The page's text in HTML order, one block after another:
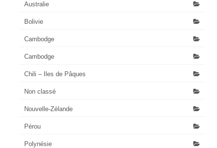
Australie
Bolivie
Cambodge
Cambodge
Chili – Iles de Pâques
Non classé
Nouvelle-Zélande
Pérou
Polynésie